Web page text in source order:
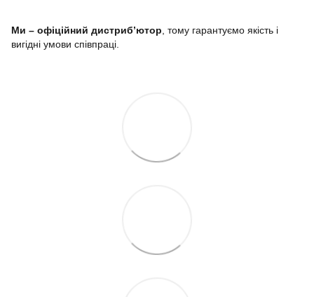
Ми – офіційний дистриб’ютор , тому гарантуємо якість і
вигідні умови співпраці.